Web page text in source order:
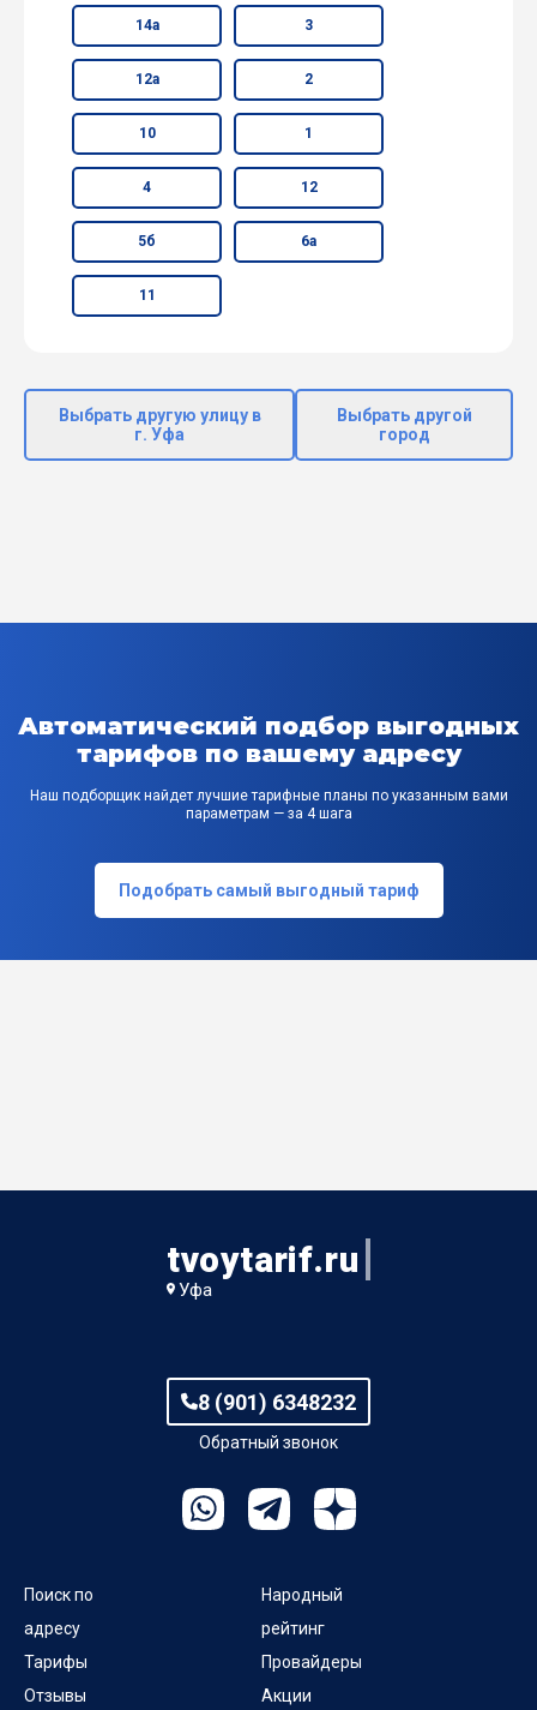
14а 3
12а 2
10 1
4 12
5б 6а
11
Выбрать другую улицу в
г. Уфа
Выбрать другой
город
Автоматический подбор выгодных
тарифов по вашему адресу
Наш подборщик найдет лучшие тарифные планы по указанным вами
параметрам — за 4 шага
Подобрать самый выгодный тариф
tvoytarif.ru
Уфа
8 (901) 6348232
Обратный звонок
Поиск по
адресу
Тарифы
Отзывы
Народный
рейтинг
Провайдеры
Акции